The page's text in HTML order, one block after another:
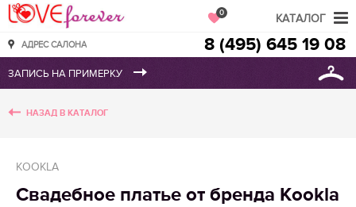
Love Forever
АДРЕС САЛОНА
0
8 (495) 645 19 08
НАЗАД В КАТАЛОГ
KOOKLA
Свадебное платье от бренда Kookla
КАТАЛОГ